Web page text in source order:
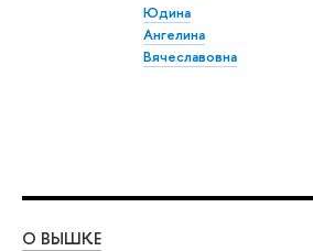
Юдина
Ангелина
Вячеславовна
О ВЫШКЕ